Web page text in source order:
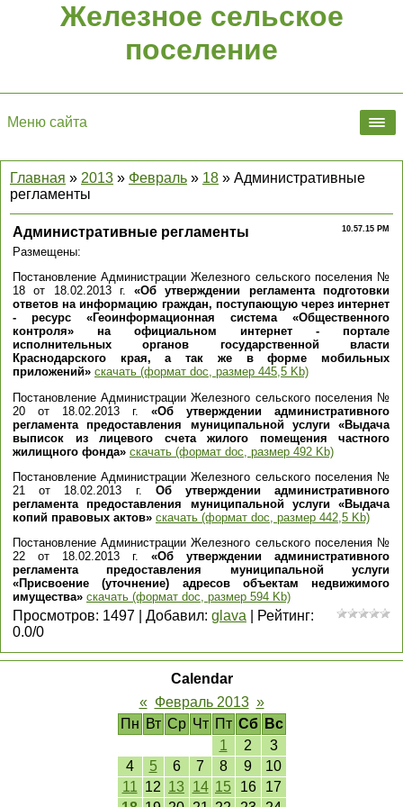
Железное сельское
поселение
Меню сайта
Главная » 2013 » Февраль » 18 » Административные
регламенты
10.57.15 PM
Административные регламенты
Размещены:
Постановление Администрации Железного сельского поселения №
18 от 18.02.2013 г.«Об утверждении регламента подготовки
ответов на информацию граждан, поступающую через интернет
- ресурс «Геоинформационная система «Общественного
контроля» на официальном интернет - портале
исполнительных органов государственной власти
Краснодарского края, а так же в форме мобильных
приложений» скачать (формат doc, размер 445,5 Kb)
Постановление Администрации Железного сельского поселения №
20 от 18.02.2013 г. «Об утверждении административного
регламента предоставления муниципальной услуги «Выдача
выписок из лицевого счета жилого помещения частного
жилищного фонда» скачать (формат doc, размер 492 Kb)
Постановление Администрации Железного сельского поселения №
21 от 18.02.2013 г. Об утверждении административного
регламента предоставления муниципальной услуги «Выдача
копий правовых актов» скачать (формат doc, размер 442,5 Kb)
Постановление Администрации Железного сельского поселения №
22 от 18.02.2013 г. «Об утверждении административного
регламента предоставления муниципальной услуги
«Присвоение (уточнение) адресов объектам недвижимого
имущества» скачать (формат doc, размер 594 Kb)
Просмотров: 1497 Добавил: glava Рейтинг:
0.0/0
Calendar
« Февраль 2013 »
Пн Вт Ср Чт Пт Сб
Вс
1
2
3
4
5 6 7 8 9
10
11 12 13 14 15 16
17